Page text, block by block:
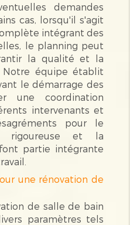
demandes
cas, lorsqu'il s'agit
intégrant des
le planning peut
la qualité et la
Notre équipe établit
le démarrage des
une coordination
intervenants et
pour le
rigoureuse et la
partie intégrante
une rénovation de
de salle de bain
paramètres tels